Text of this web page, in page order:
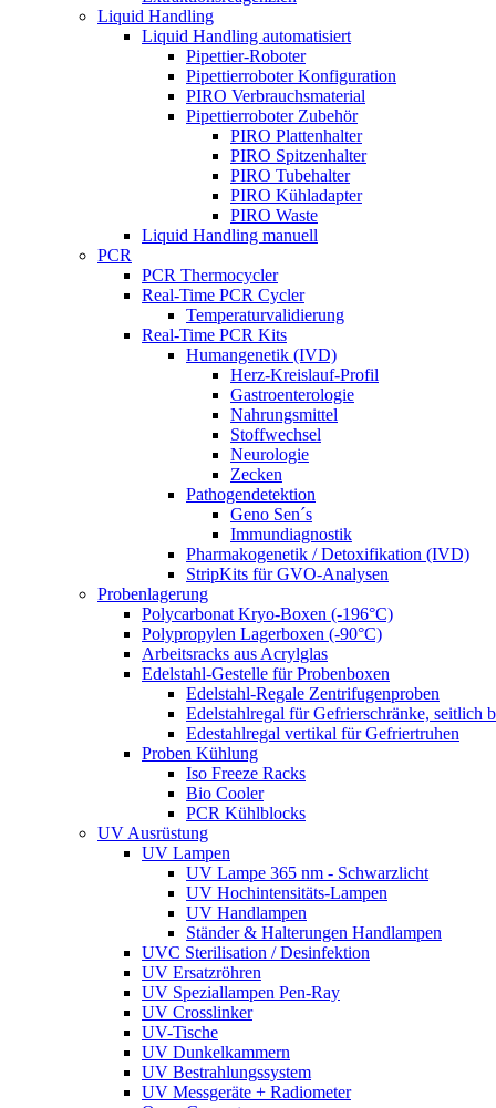
Liquid Handling
Liquid Handling automatisiert
Pipettier-Roboter
Pipettierroboter Konfiguration
PIRO Verbrauchsmaterial
Pipettierroboter Zubehör
PIRO Plattenhalter
PIRO Spitzenhalter
PIRO Tubehalter
PIRO Kühladapter
PIRO Waste
Liquid Handling manuell
PCR
PCR Thermocycler
Real-Time PCR Cycler
Temperaturvalidierung
Real-Time PCR Kits
Humangenetik (IVD)
Herz-Kreislauf-Profil
Gastroenterologie
Nahrungsmittel
Stoffwechsel
Neurologie
Zecken
Pathogendetektion
Geno Sen´s
Immundiagnostik
Pharmakogenetik / Detoxifikation (IVD)
StripKits für GVO-Analysen
Probenlagerung
Polycarbonat Kryo-Boxen (-196°C)
Polypropylen Lagerboxen (-90°C)
Arbeitsracks aus Acrylglas
Edelstahl-Gestelle für Probenboxen
Edelstahl-Regale Zentrifugenproben
Edelstahlregal für Gefrierschränke, seitlich
Edestahlregal vertikal für Gefriertruhen
Proben Kühlung
Iso Freeze Racks
Bio Cooler
PCR Kühlblocks
UV Ausrüstung
UV Lampen
UV Lampe 365 nm - Schwarzlicht
UV Hochintensitäts-Lampen
UV Handlampen
Ständer & Halterungen Handlampen
UVC Sterilisation / Desinfektion
UV Ersatzröhren
UV Speziallampen Pen-Ray
UV Crosslinker
UV-Tische
UV Dunkelkammern
UV Bestrahlungssystem
UV Messgeräte + Radiometer